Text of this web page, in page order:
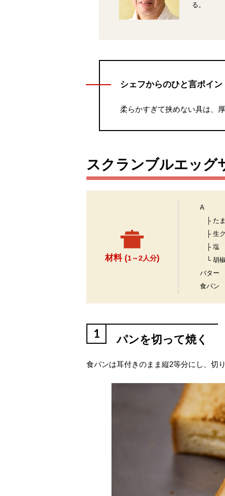
る。
シェフからのひと言ポイン
柔らかすぎて挟めない具は、
スクランブルエッグ
材料 (1～2人分)
A
├ た
├ 生
├ 塩
└ 胡
バター
食パン
1 パンを切って焼く
食パンは耳付きのまま縦2等分にし、切